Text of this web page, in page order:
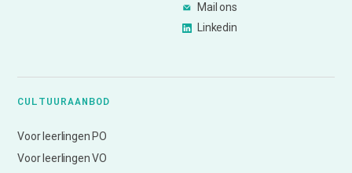
Mail ons
Linkedin
CULTUURAANBOD
Voor leerlingen PO
Voor leerlingen VO